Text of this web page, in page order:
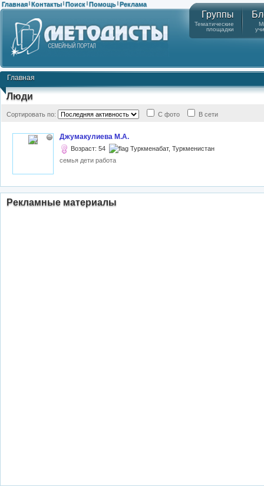
Главная | Контакты | Поиск | Помощь | Реклама
Группы
Тематические
площадки
Главная
Люди
Сортировать по: С фото В сети
Джумакулиева М.А.
Возраст: 54
Туркменабат, Туркменистан
семья дети работа
Рекламные материалы